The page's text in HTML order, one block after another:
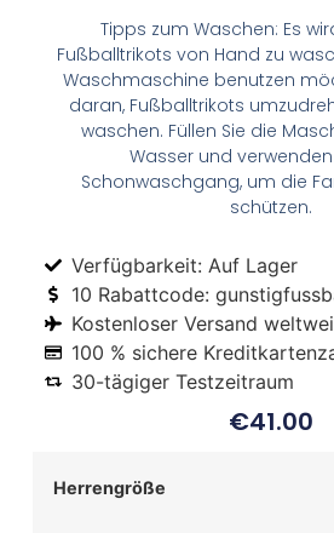
Tipps zum Waschen: Es
Fußballtrikots von Hand zu
Waschmaschine benutzen
daran, Fußballtrikots
waschen. Füllen Sie die
Wasser und
Schonwaschgang, um die
schützen.
Verfügbarkeit: Auf Lager
10 Rabattcode:
Kostenloser Versand
100 % sichere
30-tägiger Testzeitraum
€41.00
Herrengröße